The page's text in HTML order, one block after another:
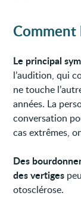
Comment
Le principal
l’audition, qui
ne touche
années. La
conversation
cas extrêmes,
Des
des vertiges
otosclérose.